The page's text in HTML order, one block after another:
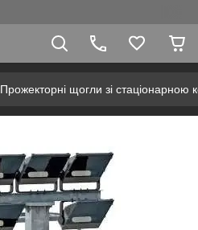
Прожекторні щогли зі стаціонарною